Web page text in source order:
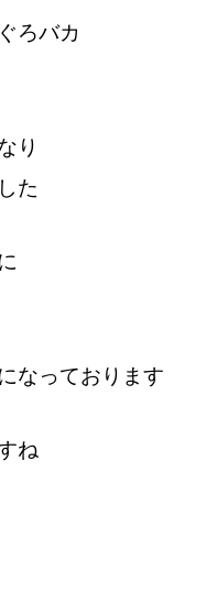
ろバカ
り
た
なっております
ね